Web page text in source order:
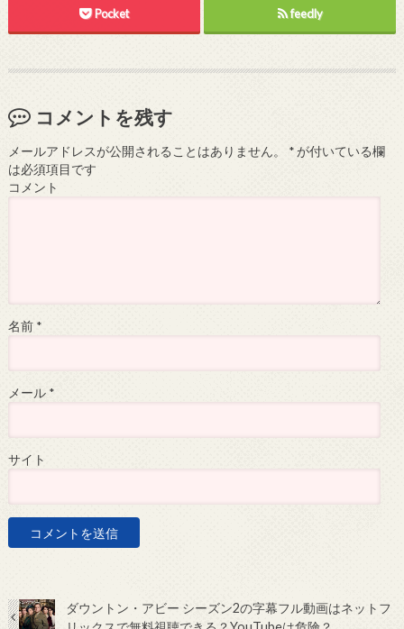
Pocket feedly
コメントを残す
メールアドレスが公開されることはありません。 *が付いている欄
は必須項目です
コメント
名前 *
メール *
サイト
ダウントン・アビー シーズン2の字幕フル動画はネットフ